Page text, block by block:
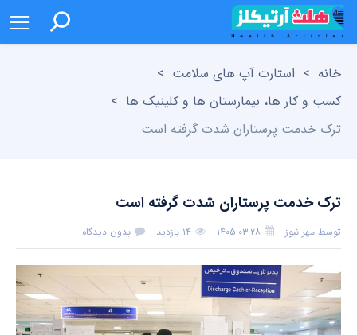
خانه > استارت آپ های سلامت >
کسب و کار ها، بیمارستان ها و کلینیک ها >
ترک خدمت پرستاران شدت گرفته است
ترک خدمت پرستاران شدت گرفته است
توسط مهر نیوز ۱۴۰۵-۰۳-۲۸ ۱۴ بازدید بدون دیدگاه